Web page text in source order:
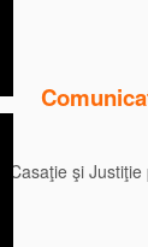
Casaţie şi